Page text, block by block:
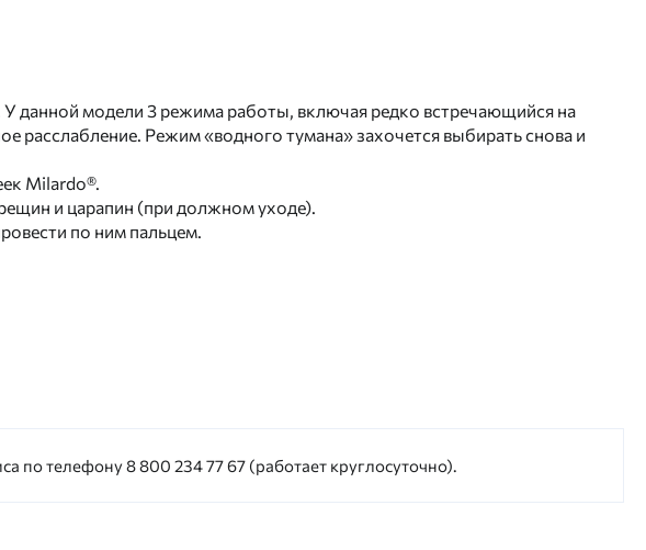
данной модели 3 режима работы, включая редко встречающийся на
расслабление. Режим «водного тумана» захочется выбирать снова и
Milardo®.
и царапин (при должном уходе).
по ним пальцем.
по телефону 8 800 234 77 67 (работает круглосуточно).